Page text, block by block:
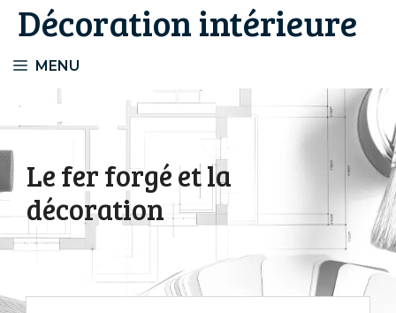
AllerDécoration intérieure
MENU
Le fer forgé et la
décoration